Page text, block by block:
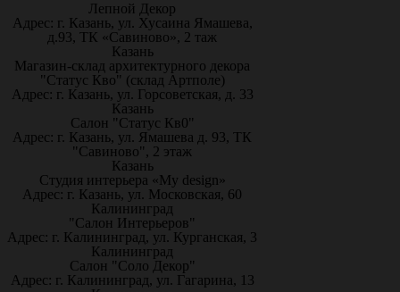
Лепной Декор
Адрес: г. Казань, ул. Хусаина Ямашева,
д.93, ТК «Савиново», 2 таж
Казань
Магазин-склад архитектурного декора
"Статус Кво" (склад Артполе)
Адрес: г. Казань, ул. Горсоветская, д. 33
Казань
Салон "Статус Кв0"
Адрес: г. Казань, ул. Ямашева д. 93, ТК
"Савиново", 2 этаж
Казань
Студия интерьера «My design»
Адрес: г. Казань, ул. Московская, 60
Калининград
"Салон Интерьеров"
Адрес: г. Калининград, ул. Курганская, 3
Калининград
Салон "Соло Декор"
Адрес: г. Калининград, ул. Гагарина, 13